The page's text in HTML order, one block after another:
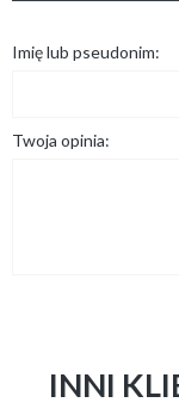
Imię lub pseudonim:
Twoja opinia:
INNI